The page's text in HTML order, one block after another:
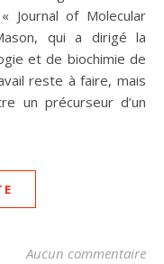
Journal of Molecular
qui a dirigé la
et de biochimie de
reste à faire, mais
un précurseur d’un
Aucun commentaire